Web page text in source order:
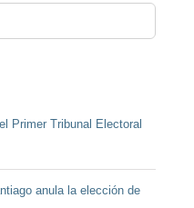
Primer Tribunal Electoral
anula la elección de